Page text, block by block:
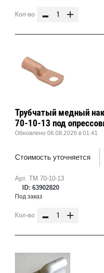
Кол-во - +
Арт. ТМ 70-10-13
ID: 63902820
Трубчатый медный
70-10-13 под
Обновлено 06.08.2026 в 01:41
Стоимость уточняется
Под заказ
Кол-во - +